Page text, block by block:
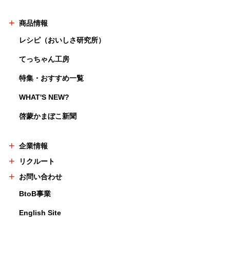
商品情報
レシピ（おいしさ研究所）
てっちゃん工房
特集・おすすめ一覧
WHAT'S NEW?
啓蒙かまぼこ新聞
企業情報
リクルート
お問い合わせ
BtoB事業
English Site